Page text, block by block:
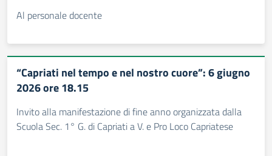
Al personale docente
“Capriati nel tempo e nel nostro cuore”: 6 giugno
2026 ore 18.15
Invito alla manifestazione di fine anno organizzata dalla
Scuola Sec. 1° G. di Capriati a V. e Pro Loco Capriatese